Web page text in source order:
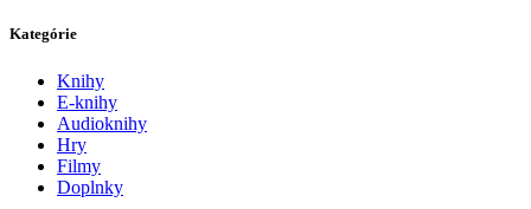
Kategórie
Knihy
E-knihy
Audioknihy
Hry
Filmy
Doplnky